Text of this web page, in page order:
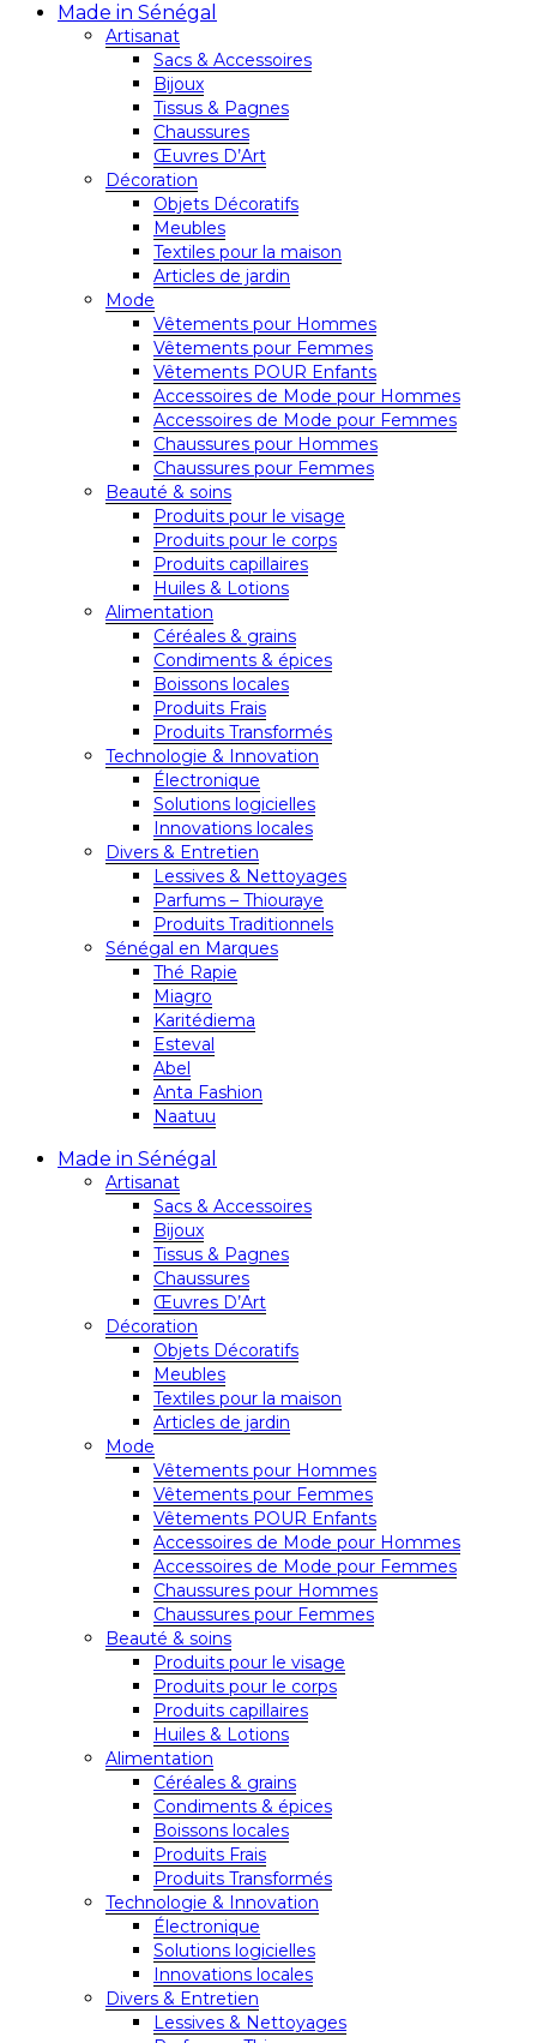
Made in Sénégal
Artisanat
Sacs & Accessoires
Bijoux
Tissus & Pagnes
Chaussures
Œuvres D’Art
Décoration
Objets Décoratifs
Meubles
Textiles pour la maison
Articles de jardin
Mode
Vêtements pour Hommes
Vêtements pour Femmes
Vêtements POUR Enfants
Accessoires de Mode pour Hommes
Accessoires de Mode pour Femmes
Chaussures pour Hommes
Chaussures pour Femmes
Beauté & soins
Produits pour le visage
Produits pour le corps
Produits capillaires
Huiles & Lotions
Alimentation
Céréales & grains
Condiments & épices
Boissons locales
Produits Frais
Produits Transformés
Technologie & Innovation
Électronique
Solutions logicielles
Innovations locales
Divers & Entretien
Lessives & Nettoyages
Parfums – Thiouraye
Produits Traditionnels
Sénégal en Marques
Thé Rapie
Miagro
Karitédiema
Esteval
Abel
Anta Fashion
Naatuu
Made in Sénégal
Artisanat
Sacs & Accessoires
Bijoux
Tissus & Pagnes
Chaussures
Œuvres D’Art
Décoration
Objets Décoratifs
Meubles
Textiles pour la maison
Articles de jardin
Mode
Vêtements pour Hommes
Vêtements pour Femmes
Vêtements POUR Enfants
Accessoires de Mode pour Hommes
Accessoires de Mode pour Femmes
Chaussures pour Hommes
Chaussures pour Femmes
Beauté & soins
Produits pour le visage
Produits pour le corps
Produits capillaires
Huiles & Lotions
Alimentation
Céréales & grains
Condiments & épices
Boissons locales
Produits Frais
Produits Transformés
Technologie & Innovation
Électronique
Solutions logicielles
Innovations locales
Divers & Entretien
Lessives & Nettoyages